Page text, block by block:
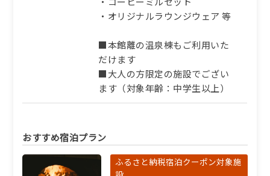
・オリジナルラウンジウェア 等
■本館離の温泉棟もご利用いた
だけます
■大人の方限定の施設でござい
ます（対象年齢：中学生以上）
おすすめ宿泊プラン
ふるさと納税宿泊クーポン対象施